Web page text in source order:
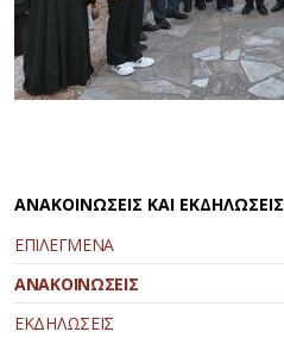
ΑΝΑΚΟΙΝΩΣΕΙΣ ΚΑΙ ΕΚΔΗΛΩΣΕΙΣ
ΕΠΙΛΕΓΜΕΝΑ
ΑΝΑΚΟΙΝΩΣΕΙΣ
ΕΚΔΗΛΩΣΕΙΣ